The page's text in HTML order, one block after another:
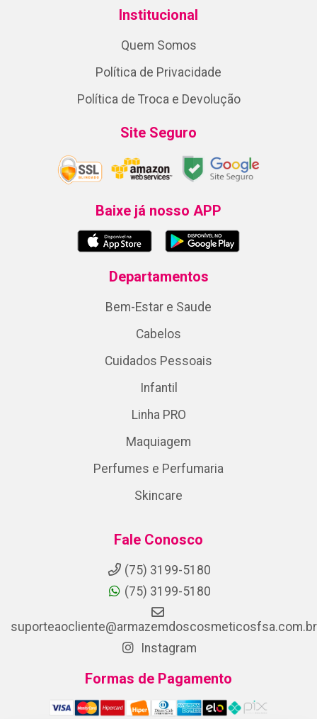
Institucional
Quem Somos
Política de Privacidade
Política de Troca e Devolução
Site Seguro
Baixe já nosso APP
Departamentos
Bem-Estar e Saude
Cabelos
Cuidados Pessoais
Infantil
Linha PRO
Maquiagem
Perfumes e Perfumaria
Skincare
Fale Conosco
(75) 3199-5180
(75) 3199-5180
suporteaocliente@armazemdoscosmeticosfsa.com.br
Instagram
Formas de Pagamento